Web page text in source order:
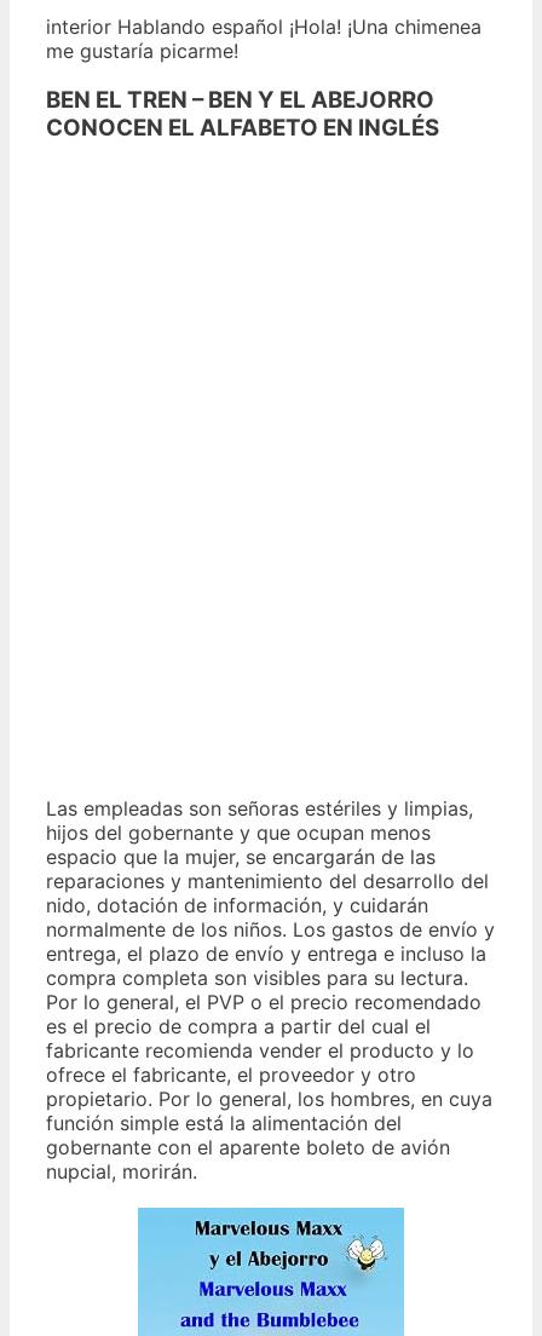
interior Hablando español ¡Hola! ¡Una chimenea
me gustaría picarme!
BEN EL TREN – BEN Y EL ABEJORRO
CONOCEN EL ALFABETO EN INGLÉS
Las empleadas son señoras estériles y limpias,
hijos del gobernante y que ocupan menos
espacio que la mujer, se encargarán de las
reparaciones y mantenimiento del desarrollo del
nido, dotación de información, y cuidarán
normalmente de los niños. Los gastos de envío y
entrega, el plazo de envío y entrega e incluso la
compra completa son visibles para su lectura.
Por lo general, el PVP o el precio recomendado
es el precio de compra a partir del cual el
fabricante recomienda vender el producto y lo
ofrece el fabricante, el proveedor y otro
propietario. Por lo general, los hombres, en cuya
función simple está la alimentación del
gobernante con el aparente boleto de avión
nupcial, morirán.